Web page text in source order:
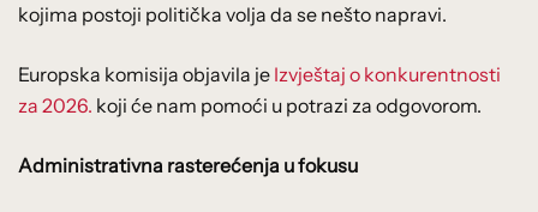
kojima postoji politička volja da se nešto napravi.
Europska komisija objavila je Izvještaj o konkurentnosti
za 2026. koji će nam pomoći u potrazi za odgovorom.
Administrativna rasterećenja u fokusu